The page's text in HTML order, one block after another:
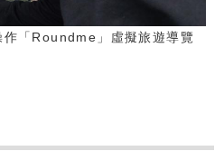
「Roundme」虛擬旅遊導覽